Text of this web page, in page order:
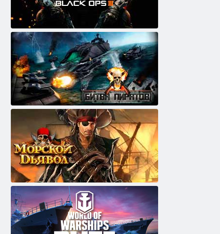
3 סּפָא עצראווש יטוד ןופ ףור
ץַארייּפ טכַאלש
לַאוועדיס